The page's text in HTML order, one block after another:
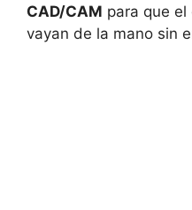
CAD/CAM para que
vayan de la mano sin